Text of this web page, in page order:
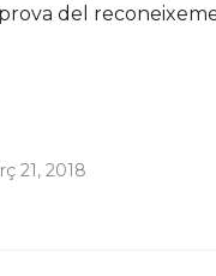
del
21, 2018